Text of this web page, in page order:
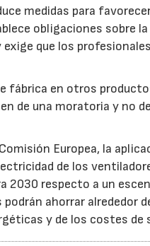
medidas para
obligaciones sobre
que los
fábrica en otros
de una moratoria y no
Europea, la
de los
2030 respecto a un
ahorrar alrededor
y de los costes de